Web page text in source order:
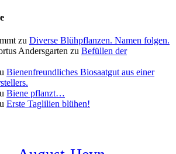
zu Diverse Blühpflanzen. Namen folgen.
Andersgarten zu Befüllen der
Bienenfreundliches Biosaatgut aus einer
Biene pflanzt…
Erste Taglilien blühen!